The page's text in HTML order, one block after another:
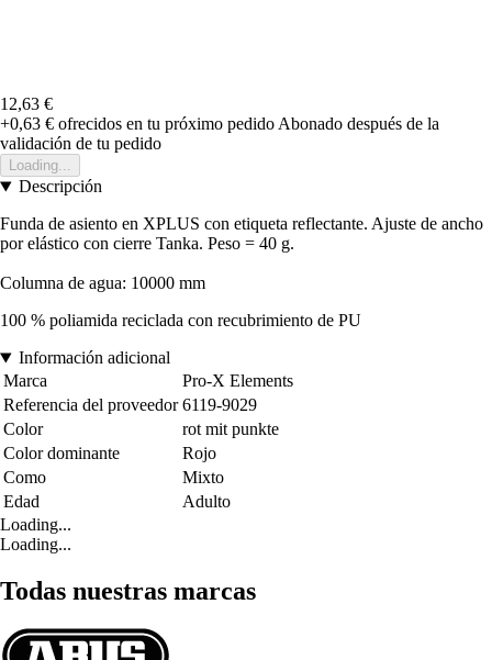
12,63 €
+0,63 € ofrecidos en tu próximo pedido Abonado después de la
validación de tu pedido
Loading...
Descripción
Funda de asiento en XPLUS con etiqueta reflectante. Ajuste de ancho
por elástico con cierre Tanka. Peso = 40 g.
Columna de agua: 10000 mm
100 % poliamida reciclada con recubrimiento de PU
Información adicional
Marca
Pro-X Elements
Referencia del proveedor 6119-9029
Color
rot mit punkte
Color dominante
Rojo
Como
Mixto
Edad
Adulto
Loading...
Loading...
Todas nuestras marcas